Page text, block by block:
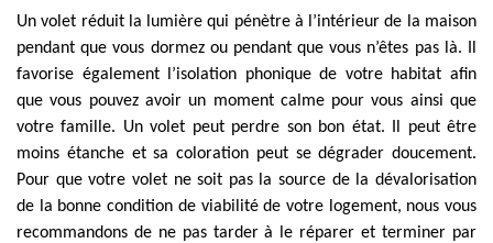
Un volet réduit la lumière qui pénètre à l’intérieur de la maison
pendant que vous dormez ou pendant que vous n’êtes pas là. Il
favorise également l’isolation phonique de votre habitat afin
que vous pouvez avoir un moment calme pour vous ainsi que
votre famille. Un volet peut perdre son bon état. Il peut être
moins étanche et sa coloration peut se dégrader doucement.
Pour que votre volet ne soit pas la source de la dévalorisation
de la bonne condition de viabilité de votre logement, nous vous
recommandons de ne pas tarder à le réparer et terminer par